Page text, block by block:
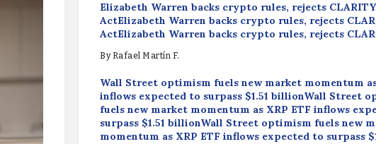
Elizabeth Warren backs crypto rules, rejects CLARITY
ActElizabeth Warren backs crypto rules, rejects
ActElizabeth Warren backs crypto rules, rejects
By Rafael Martín F.
Wall Street optimism fuels new market momentum
inflows expected to surpass $1.51 billionWall Street
fuels new market momentum as XRP ETF inflows
surpass $1.51 billionWall Street optimism fuels new
momentum as XRP ETF inflows expected to surpass